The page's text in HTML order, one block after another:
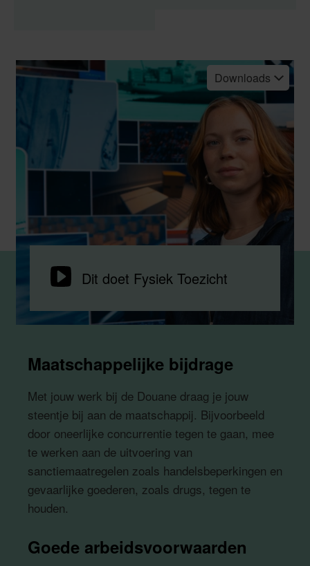
Video
afspelen
Dit doet Fysiek Toezicht
Downloads
Maatschappelijke bijdrage
Met jouw werk bij de Douane draag je jouw
steentje bij aan de maatschappij. Bijvoorbeeld
door oneerlijke concurrentie tegen te gaan, mee
te werken aan de uitvoering van
sanctiemaatregelen zoals handelsbeperkingen en
gevaarlijke goederen, zoals drugs, tegen te
houden.
Goede arbeidsvoorwaarden